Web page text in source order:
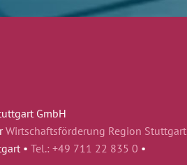
GmbH
Wirtschaftsförderung Region Stuttgart
• Tel.: +49 711 22 835 0 •